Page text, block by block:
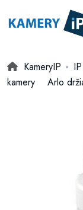
KameryIP
kamery
Arlo